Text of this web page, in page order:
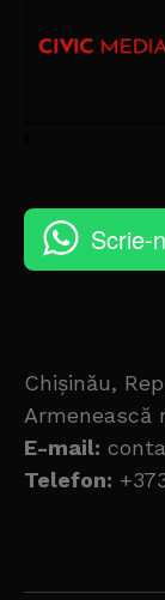
Scrie-
Chișinău,
Armenească
E-mail:
Telefon: